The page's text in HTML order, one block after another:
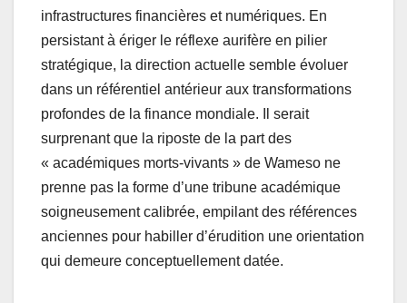
infrastructures financières et numériques. En
persistant à ériger le réflexe aurifère en pilier
stratégique, la direction actuelle semble évoluer
dans un référentiel antérieur aux transformations
profondes de la finance mondiale. Il serait
surprenant que la riposte de la part des
« académiques morts-vivants » de Wameso ne
prenne pas la forme d’une tribune académique
soigneusement calibrée, empilant des références
anciennes pour habiller d’érudition une orientation
qui demeure conceptuellement datée.